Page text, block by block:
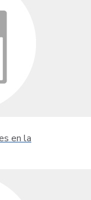
en la